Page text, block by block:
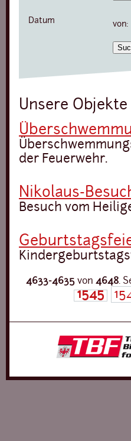
Datum von:
Unsere Objekte
der Feuerwehr.
Nikolaus-
Besuch vom
4633-4635von 4648.
1545